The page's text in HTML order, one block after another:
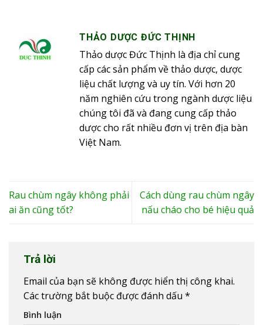
THẢO DƯỢC ĐỨC THỊNH
Thảo dược Đức Thịnh là địa chỉ cung
cấp các sản phẩm về thảo dược, dược
liệu chất lượng và uy tín. Với hơn 20
năm nghiên cứu trong ngành dược liệu
chúng tôi đã và đang cung cấp thảo
dược cho rất nhiều đơn vị trên địa bàn
Việt Nam.
Rau chùm ngây không phải
ai ăn cũng tốt?
Cách dùng rau chùm ngây
nấu cháo cho bé hiệu quả
Trả lời
Email của bạn sẽ không được hiển thị công khai.
Các trường bắt buộc được đánh dấu *
Bình luận